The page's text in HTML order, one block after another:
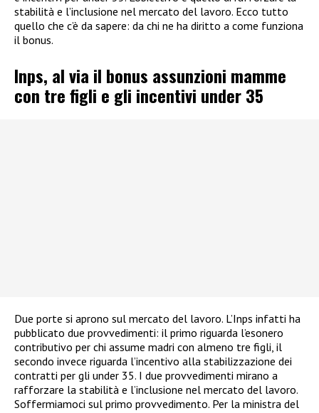
stabilità e l’inclusione nel mercato del lavoro. Ecco tutto
quello che c’è da sapere: da chi ne ha diritto a come funziona
il bonus.
Inps, al via il bonus assunzioni mamme
con tre figli e gli incentivi under 35
Due porte si aprono sul mercato del lavoro. L’Inps infatti ha
pubblicato due provvedimenti: il primo riguarda l’esonero
contributivo per chi assume madri con almeno tre figli, il
secondo invece riguarda l’incentivo alla stabilizzazione dei
contratti per gli under 35. I due provvedimenti mirano a
rafforzare la stabilità e l’inclusione nel mercato del lavoro.
Soffermiamoci sul primo provvedimento. Per la ministra del